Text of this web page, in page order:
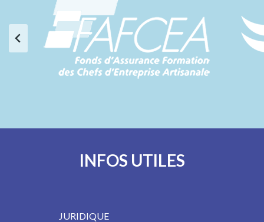
INFOS UTILES
JURIDIQUE